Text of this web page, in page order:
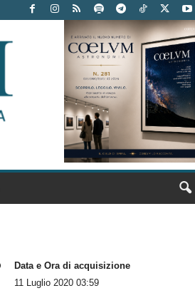
Data e Ora di acquisizione
11 Luglio 2020 03:59